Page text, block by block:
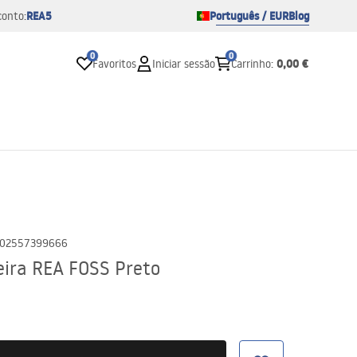
REA5 Português / EURBlog
0
Favoritos Iniciar sessão
0
Carrinho: 0,00 €
REA FOSS Preto